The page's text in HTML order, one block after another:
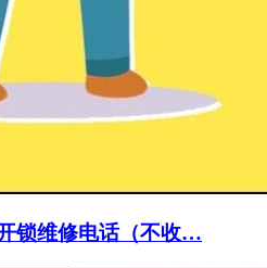
锁维修电话（不收…